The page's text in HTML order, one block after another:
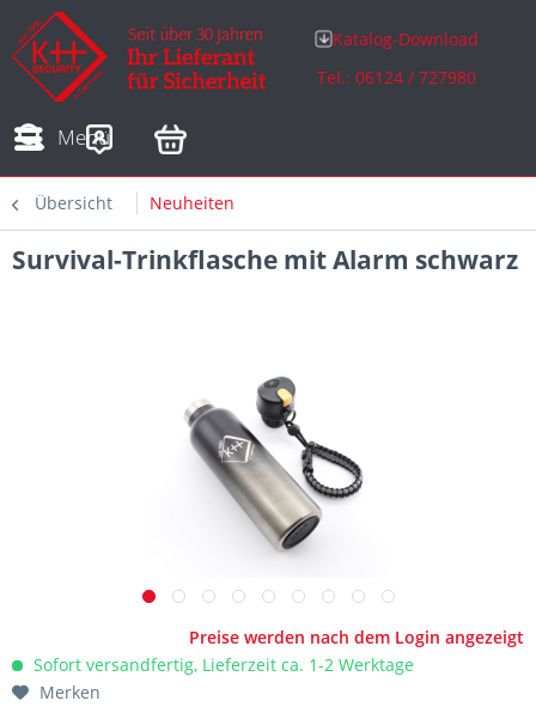
Katalog-Download
Tel.: 06124 / 727980
Menü
Adressen
Übersicht Neuheiten
Survival-Trinkflasche mit Alarm schwarz
Preise werden nach dem Login angezeigt
Sofort versandfertig, Lieferzeit ca. 1-2 Werktage
Merken